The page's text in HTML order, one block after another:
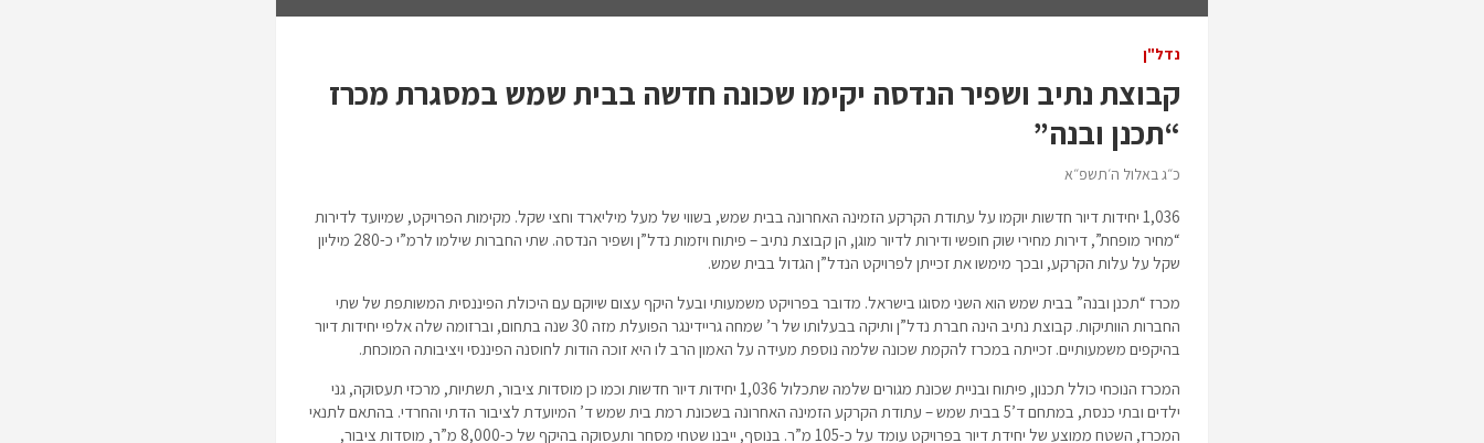
נדל"ן
קבוצת נתיב ושפיר הנדסה יקימו שכונה חדשה בבית שמש במסגרת מכרז
“תכנן ובנה”
כ״ג באלול ה׳תשפ״א
1,036 יחידות דיור חדשות יוקמו על עתודת הקרקע הזמינה האחרונה בבית שמש, בשווי של מעל מיליארד וחצי שקל. מקימות הפרויקט, שמיועד לדירות
“מחיר מופחת”, דירות מחירי שוק חופשי ודירות לדיור מוגן, הן קבוצת נתיב – פיתוח ויזמות נדל”ן ושפיר הנדסה. שתי החברות שילמו לרמ”י כ-280 מיליון
שקל על עלות הקרקע, ובכך מימשו את זכייתן לפרויקט הנדל”ן הגדול בבית שמש.
מכרז “תכנן ובנה” בבית שמש הוא השני מסוגו בישראל. מדובר בפרויקט משמעותי ובעל היקף עצום שיוקם עם היכולת הפיננסית המשותפת של שתי
החברות הוותיקות. קבוצת נתיב הינה חברת נדל”ן ותיקה בבעלותו של ר’ שמחה גריידינגר הפועלת מזה 30 שנה בתחום, וברזומה שלה אלפי יחידות דיור
בהיקפים משמעותיים. זכייתה במכרז להקמת שכונה שלמה נוספת מעידה על האמון הרב לו היא זוכה הודות לחוסנה הפיננסי ויציבותה המוכחת.
המכרז הנוכחי כולל תכנון, פיתוח ובניית שכונת מגורים שלמה שתכלול 1,036 יחידות דיור חדשות וכמו כן מוסדות ציבור, תשתיות, מרכזי תעסוקה, גני
ילדים ובתי כנסת, במתחם ד’5 בבית שמש – עתודת הקרקע הזמינה האחרונה בשכונת רמת בית שמש ד’ המיועדת לציבור הדתי והחרדי. בהתאם לתנאי
המכרז, השטח ממוצע של יחידת דיור בפרויקט עומד על כ-105 מ”ר. בנוסף, ייבנו שטחי מסחר ותעסוקה בהיקף של כ-8,000 מ”ר, מוסדות ציבור,